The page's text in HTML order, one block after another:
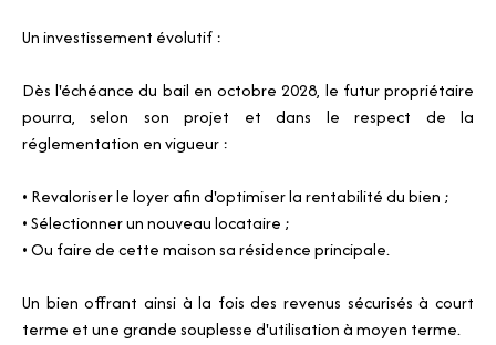
Un investissement évolutif :
Dès l'échéance du bail en octobre 2028, le futur propriétaire
pourra, selon son projet et dans le respect de la
réglementation en vigueur :
• Revaloriser le loyer afin d'optimiser la rentabilité du bien ;
• Sélectionner un nouveau locataire ;
• Ou faire de cette maison sa résidence principale.
Un bien offrant ainsi à la fois des revenus sécurisés à court
terme et une grande souplesse d'utilisation à moyen terme.